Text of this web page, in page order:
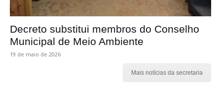
Decreto substitui membros do Conselho
Municipal de Meio Ambiente
19 de maio de 2026
Mais notícias da secretaria